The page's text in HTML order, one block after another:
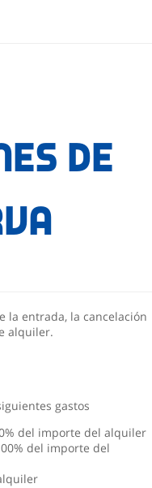
de
la entrada, la cancelación
alquiler.
gastos
del importe del alquiler
del importe del